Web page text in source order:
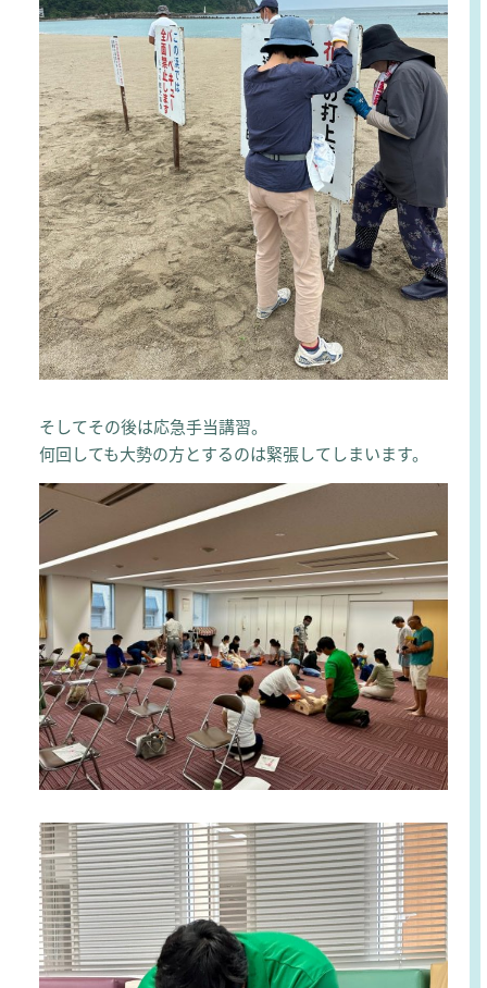
そしてその後は応急手当講習。
何回しても大勢の方とするのは緊張してしまいます。